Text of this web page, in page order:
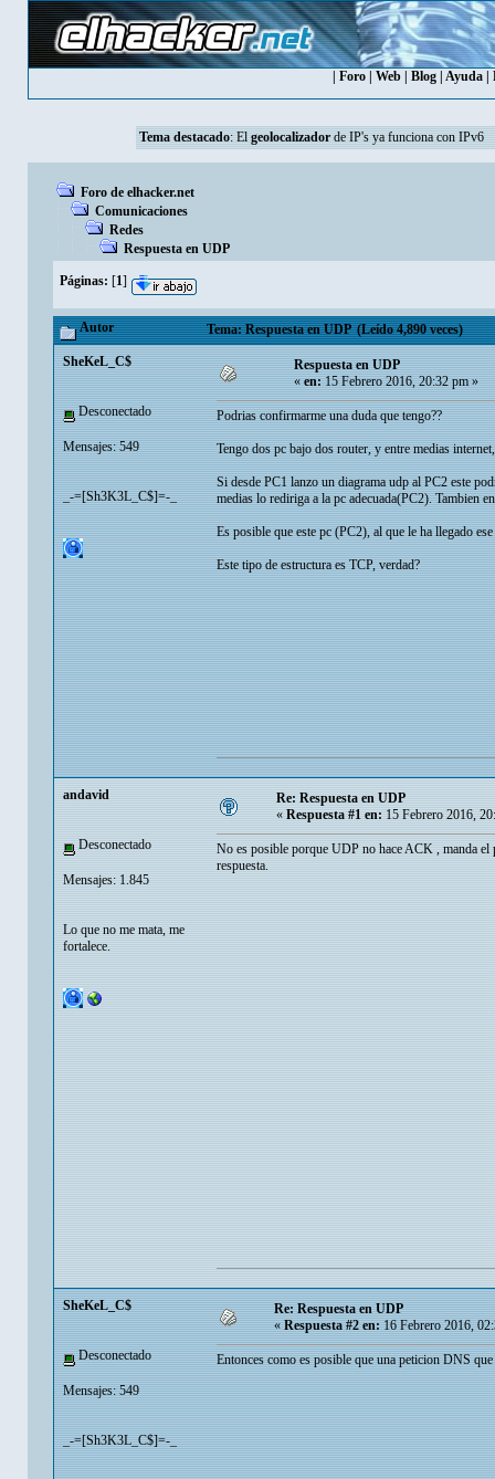
Foro Web Blog Ayuda
Tema destacado: El geolocalizadorde IP's ya funciona con IPv6
Foro de elhacker.net
Comunicaciones
Redes
Respuesta en UDP
Páginas: [1]
Autor Tema: Respuesta en UDP (Leído 4,890 veces)
SheKeL_C$
Desconectado
Mensajes: 549
_-=[Sh3K3L_C$]=-_
Respuesta en UDP
«en:15 Febrero 2016, 20:32 pm »
Podrias confirmarme una duda que tengo??
Tengo dos pc bajo dos router, y entre medias
Si desde PC1 lanzo un diagrama udp al PC2 este
medias lo rediriga a la pc adecuada(PC2). Tambien
Es posible que este pc (PC2), al que le ha llegado
Este tipo de estructura es TCP, verdad?
andavid
Desconectado
Mensajes: 1.845
Lo que no me mata, me
fortalece.
Re: Respuesta en UDP
« Respuesta #1 en: 15 Febrero 2016,
No es posible porque UDP no hace ACK , manda
respuesta.
SheKeL_C$
Desconectado
Mensajes: 549
_-=[Sh3K3L_C$]=-_
Re: Respuesta en UDP
«Respuesta #2 en:16 Febrero 2016,
Entonces como es posible que una peticion DNS